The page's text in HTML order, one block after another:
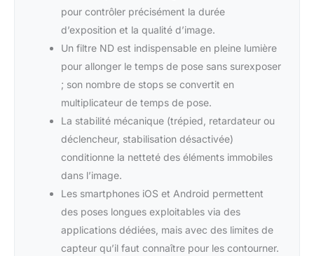
pour contrôler précisément la durée
d’exposition et la qualité d’image.
Un filtre ND est indispensable en pleine lumière
pour allonger le temps de pose sans surexposer
; son nombre de stops se convertit en
multiplicateur de temps de pose.
La stabilité mécanique (trépied, retardateur ou
déclencheur, stabilisation désactivée)
conditionne la netteté des éléments immobiles
dans l’image.
Les smartphones iOS et Android permettent
des poses longues exploitables via des
applications dédiées, mais avec des limites de
capteur qu’il faut connaître pour les contourner.